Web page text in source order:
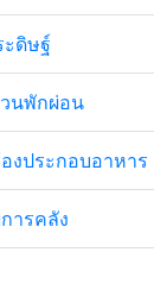
ดิษฐ์
นพักผ่อน
งประกอบอาหาร
ารคลัง